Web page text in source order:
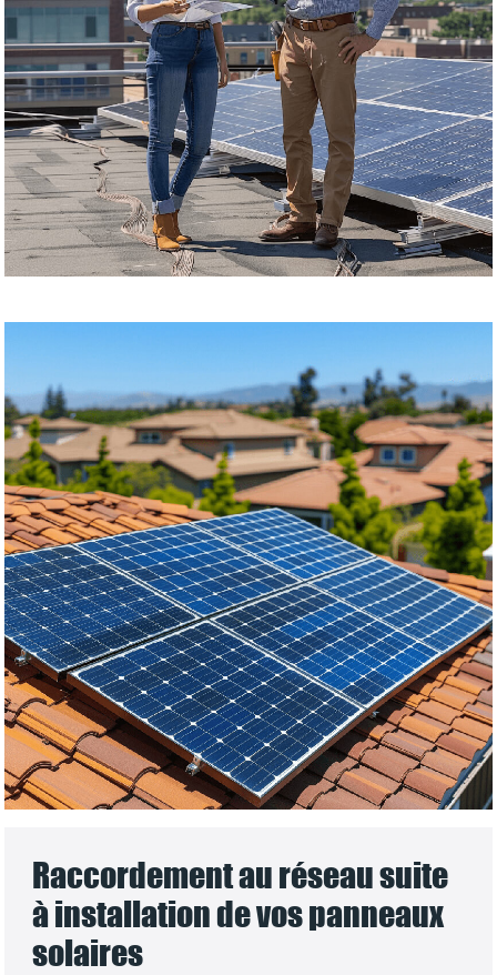
Raccordement au réseau suite
à installation de vos panneaux
solaires